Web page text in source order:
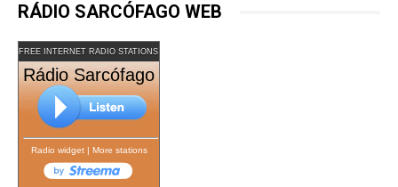
RÁDIO SARCÓFAGO WEB
FREE INTERNET RADIO STATIONS
Rádio Sarcófago
Radio widget| More stations